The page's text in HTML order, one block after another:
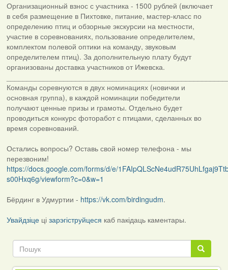
Организационный взнос с участника - 1500 рублей (включает
в себя размещение в Пихтовке, питание, мастер-класс по
определению птиц и обзорные экскурсии на местности,
участие в соревнованиях, пользование определителем,
комплектом полевой оптики на команду, звуковым
определителем птиц). За дополнительную плату будут
организованы доставка участников от Ижевска.
Команды соревнуются в двух номинациях (новички и
основная группа), в каждой номинации победители
получают ценные призы и грамоты. Отдельно будет
проводиться конкурс фоторабот с птицами, сделанных во
время соревнований.
Остались вопросы? Оставь свой номер телефона - мы
перезвоним!
https://docs.google.com/forms/d/e/
s00Hxq6g/viewform?c=0&w=1
Бёрдинг в Удмуртии - https://vk.com/birdingudm.
Увайдзіцеці зарэгіструйцеся каб пакідаць каментары.
Пошук
Пошук